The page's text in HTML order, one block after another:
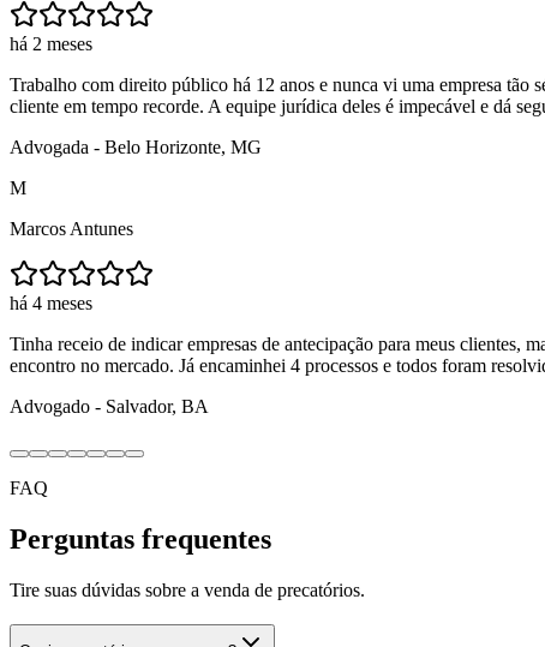
há 2 meses
Trabalho com direito público há 12 anos e nunca vi uma empresa tão
cliente em tempo recorde. A equipe jurídica deles é impecável e dá
Advogada - Belo Horizonte, MG
M
Marcos Antunes
há 4 meses
Tinha receio de indicar empresas de antecipação para meus clientes,
encontro no mercado. Já encaminhei 4 processos e todos foram
Advogado - Salvador, BA
FAQ
Perguntas frequentes
Tire suas dúvidas sobre a venda de precatórios.